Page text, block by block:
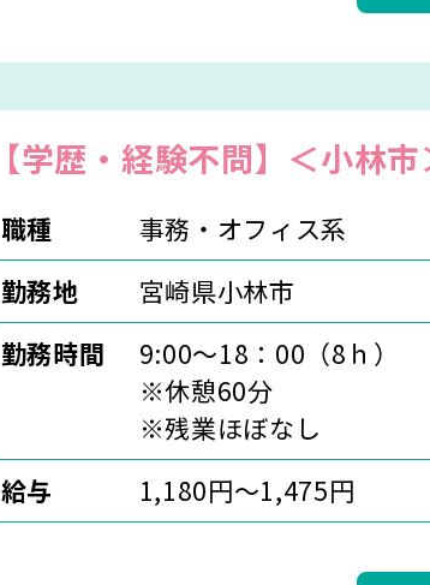
【学歴・経験不問】＜小林
職種
事務・オフィス系
勤務地
宮崎県小林市
勤務時間
9:00～18：00（8ｈ）
※休憩60分
※残業ほぼなし
給与
1,180円〜1,475円